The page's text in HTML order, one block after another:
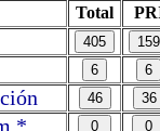
Total
*